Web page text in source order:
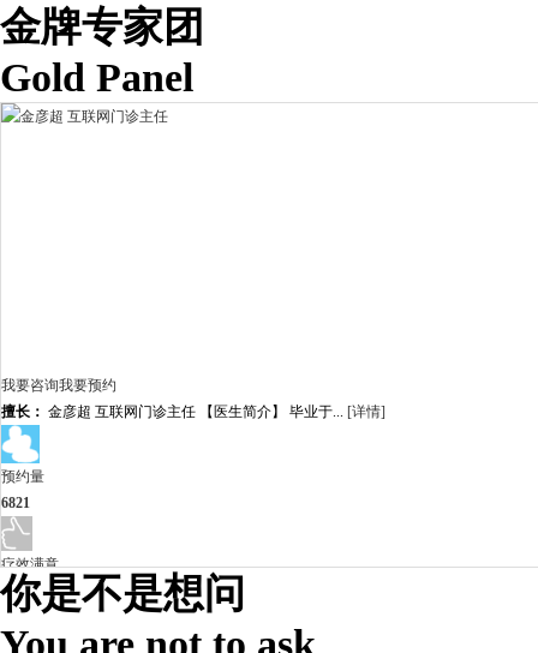
金牌专家团
Gold Panel
我要咨询我要预约
擅长： 金彦超 互联网门诊主任 【医生简介】 毕业于... [详情]
预约量
6821
疗效满意
98%
你是不是想问
You are not to ask